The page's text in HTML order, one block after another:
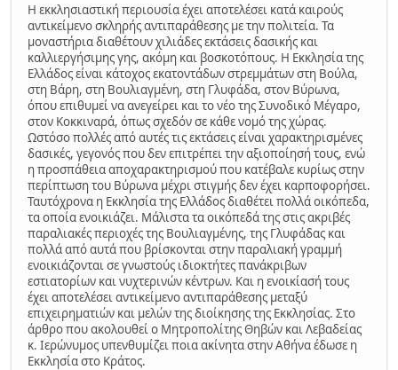
H εκκλησιαστική περιουσία έχει αποτελέσει κατά καιρούς
αντικείμενο σκληρής αντιπαράθεσης με την πολιτεία. Τα
μοναστήρια διαθέτουν χιλιάδες εκτάσεις δασικής και
καλλιεργήσιμης γης, ακόμη και βοσκοτόπους. H Εκκλησία της
Ελλάδος είναι κάτοχος εκατοντάδων στρεμμάτων στη Βούλα,
στη Βάρη, στη Βουλιαγμένη, στη Γλυφάδα, στον Βύρωνα,
όπου επιθυμεί να ανεγείρει και το νέο της Συνοδικό Μέγαρο,
στον Κοκκιναρά, όπως σχεδόν σε κάθε νομό της χώρας.
Ωστόσο πολλές από αυτές τις εκτάσεις είναι χαρακτηρισμένες
δασικές, γεγονός που δεν επιτρέπει την αξιοποίησή τους, ενώ
η προσπάθεια αποχαρακτηρισμού που κατέβαλε κυρίως στην
περίπτωση του Βύρωνα μέχρι στιγμής δεν έχει καρποφορήσει.
Ταυτόχρονα η Εκκλησία της Ελλάδος διαθέτει πολλά οικόπεδα,
τα οποία ενοικιάζει. Μάλιστα τα οικόπεδά της στις ακριβές
παραλιακές περιοχές της Βουλιαγμένης, της Γλυφάδας και
πολλά από αυτά που βρίσκονται στην παραλιακή γραμμή
ενοικιάζονται σε γνωστούς ιδιοκτήτες πανάκριβων
εστιατορίων και νυχτερινών κέντρων. Και η ενοικίασή τους
έχει αποτελέσει αντικείμενο αντιπαράθεσης μεταξύ
επιχειρηματιών και μελών της διοίκησης της Εκκλησίας. Στο
άρθρο που ακολουθεί ο Μητροπολίτης Θηβών και Λεβαδείας
κ. Ιερώνυμος υπενθυμίζει ποια ακίνητα στην Αθήνα έδωσε η
Εκκλησία στο Κράτος.